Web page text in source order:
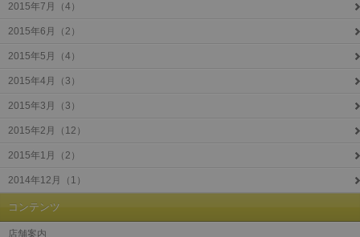
2015年7月（4）
2015年6月（2）
2015年5月（4）
2015年4月（3）
2015年3月（3）
2015年2月（12）
2015年1月（2）
2014年12月（1）
コンテンツ
店舗案内